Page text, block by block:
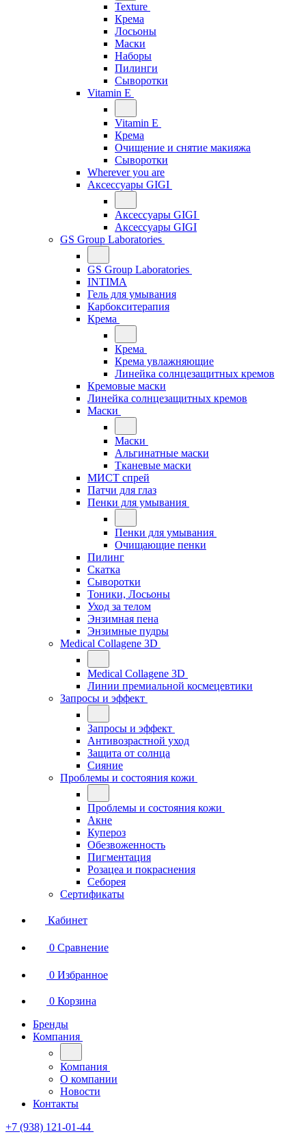
Texture
Крема
Лосьоны
Маски
Наборы
Пилинги
Сыворотки
Vitamin E
Vitamin E
Крема
Очищение и снятие макияжа
Сыворотки
Wherever you are
Аксессуары GIGI
Аксессуары GIGI
Аксессуары GIGI
GS Group Laboratories
GS Group Laboratories
INTIMA
Гель для умывания
Карбокситерапия
Крема
Крема
Крема увлажняющие
Линейка солнцезащитных кремов
Кремовые маски
Линейка солнцезащитных кремов
Маски
Маски
Альгинатные маски
Тканевые маски
МИСТ спрей
Патчи для глаз
Пенки для умывания
Пенки для умывания
Очищающие пенки
Пилинг
Скатка
Сыворотки
Тоники, Лосьоны
Уход за телом
Энзимная пена
Энзимные пудры
Medical Collagene 3D
Medical Collagene 3D
Линии премиальной космецевтики
Запросы и эффект
Запросы и эффект
Антивозрастной уход
Защита от солнца
Сияние
Проблемы и состояния кожи
Проблемы и состояния кожи
Акне
Купероз
Обезвоженность
Пигментация
Розацеа и покраснения
Себорея
Сертификаты
Кабинет
0 Сравнение
0 Избранное
0 Корзина
Бренды
Компания
Компания
О компании
Новости
Контакты
+7 (938) 121-01-44